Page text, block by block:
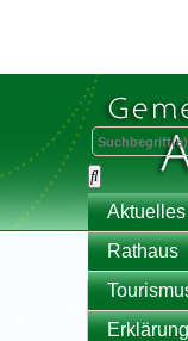
Aktuelles
Rathaus